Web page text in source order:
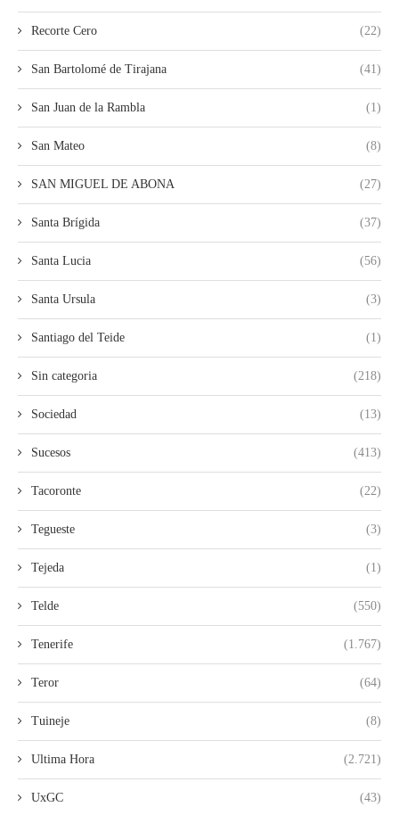
Recorte Cero (22)
San Bartolomé de Tirajana (41)
San Juan de la Rambla (1)
San Mateo (8)
SAN MIGUEL DE ABONA (27)
Santa Brígida (37)
Santa Lucia (56)
Santa Ursula (3)
Santiago del Teide (1)
Sin categoria (218)
Sociedad (13)
Sucesos (413)
Tacoronte (22)
Tegueste (3)
Tejeda (1)
Telde (550)
Tenerife (1.767)
Teror (64)
Tuineje (8)
Ultima Hora (2.721)
UxGC (43)